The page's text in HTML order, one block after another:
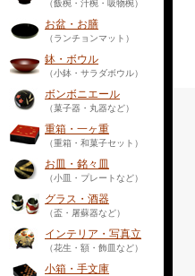
（飯椀・汁椀・吸物椀）
お盆・お膳
（ランチョンマット）
鉢・ボウル
（小鉢・サラダボウル）
ボンボニエール
（菓子器・丸器など）
重箱・一ヶ重
（重箱・和菓子セット）
お皿・銘々皿
（小皿・プレートなど）
グラス・酒器
（盃・屠蘇器など）
インテリア・写真立
（花生・額・飾皿など）
小箱・手文庫